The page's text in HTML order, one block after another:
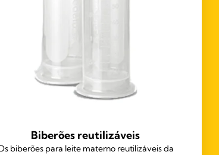
Biberões reutilizáveis
biberões para leite materno reutilizáveis da